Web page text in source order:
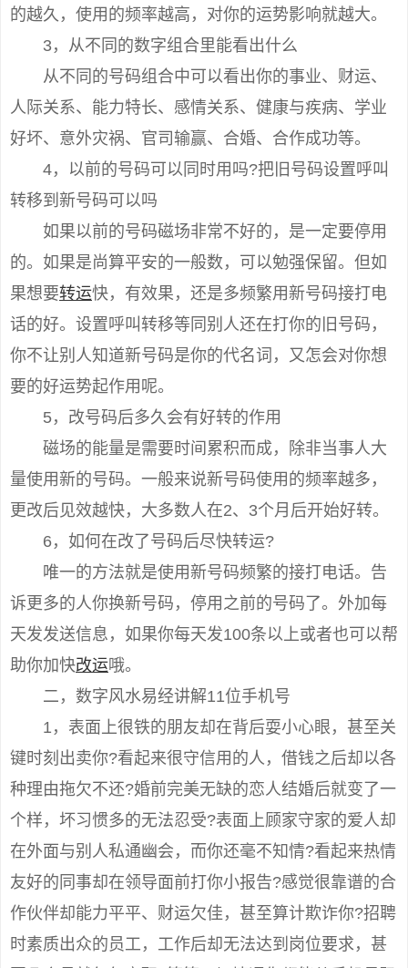
的越久，使用的频率越高，对你的运势影响就越大。
3，从不同的数字组合里能看出什么
从不同的号码组合中可以看出你的事业、财运、
人际关系、能力特长、感情关系、健康与疾病、学业
好坏、意外灾祸、官司输赢、合婚、合作成功等。
4，以前的号码可以同时用吗?把旧号码设置呼叫
转移到新号码可以吗
如果以前的号码磁场非常不好的，是一定要停用
的。如果是尚算平安的一般数，可以勉强保留。但如
果想要转运快，有效果，还是多频繁用新号码接打电
话的好。设置呼叫转移等同别人还在打你的旧号码，
你不让别人知道新号码是你的代名词，又怎会对你想
要的好运势起作用呢。
5，改号码后多久会有好转的作用
磁场的能量是需要时间累积而成，除非当事人大
量使用新的号码。一般来说新号码使用的频率越多，
更改后见效越快，大多数人在2、3个月后开始好转。
6，如何在改了号码后尽快转运?
唯一的方法就是使用新号码频繁的接打电话。告
诉更多的人你换新号码，停用之前的号码了。外加每
天发发送信息，如果你每天发100条以上或者也可以帮
助你加快改运哦。
二，数字风水易经讲解11位手机号
1，表面上很铁的朋友却在背后耍小心眼，甚至关
键时刻出卖你?看起来很守信用的人，借钱之后却以各
种理由拖欠不还?婚前完美无缺的恋人结婚后就变了一
个样，坏习惯多的无法忍受?表面上顾家守家的爱人却
在外面与别人私通幽会，而你还毫不知情?看起来热情
友好的同事却在领导面前打你小报告?感觉很靠谱的合
作伙伴却能力平平、财运欠佳，甚至算计欺诈你?招聘
时素质出众的员工，工作后却无法达到岗位要求，甚